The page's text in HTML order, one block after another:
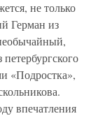
не только
Герман из
«Подростка»,
впечатления